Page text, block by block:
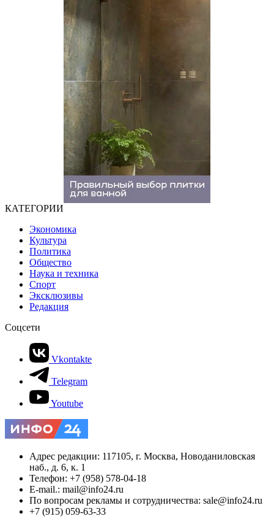
КАТЕГОРИИ
Экономика
Культура
Политика
Общество
Наука и техника
Спорт
Эксклюзивы
Редакция
Соцсети
Vkontakte
Telegram
Youtube
Адрес редакции: 117105, г. Москва, Новоданиловская
наб., д. 6, к. 1
Телефон: +7 (958) 578-04-18
E-mail.: mail@info24.ru
По вопросам рекламы и сотрудничества: sale@info24.ru
+7 (915) 059-63-33